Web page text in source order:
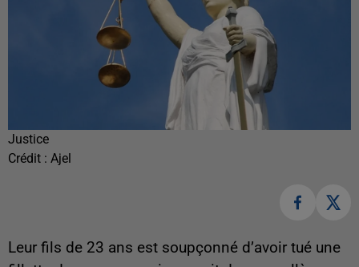
Justice
Crédit : Ajel
Leur fils de 23 ans est soupçonné d’avoir tué une